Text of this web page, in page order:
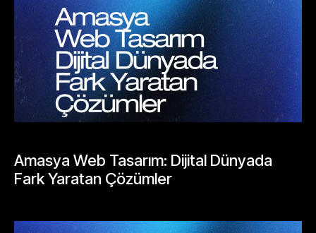
Amasya Web Tasarım: Dijital Dünyada
Fark Yaratan Çözümler